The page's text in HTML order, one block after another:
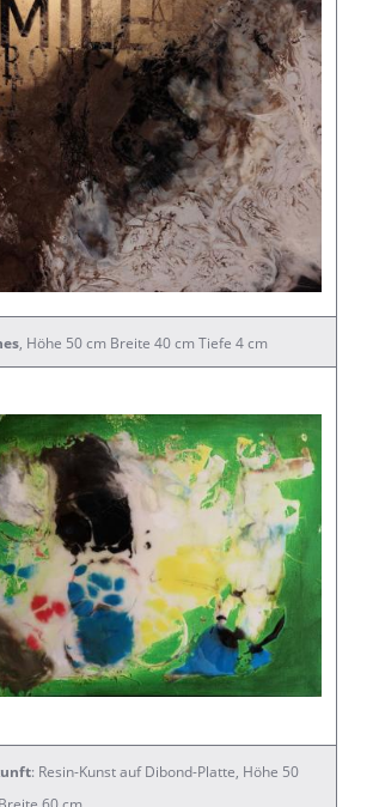
, Höhe 50 cm Breite 40 cm Tiefe 4 cm
: Resin-Kunst auf Dibond-Platte, Höhe 50